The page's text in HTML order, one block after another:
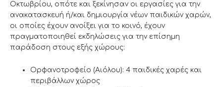
Οκτωβρίου, οπότε και ξεκίνησαν οι εργασίες για την
ανακατασκευή ή/και δημιουργία νέων παιδικών χαρών,
οι οποίες έχουν ανοίξει για το κοινό, έχουν
πραγματοποιηθεί εκδηλώσεις για την επίσημη
παράδοση στους εξής χώρους:
Ορφανοτροφείο (Αιόλου): 4 παιδικές χαρές και
περιβάλλων χώρος